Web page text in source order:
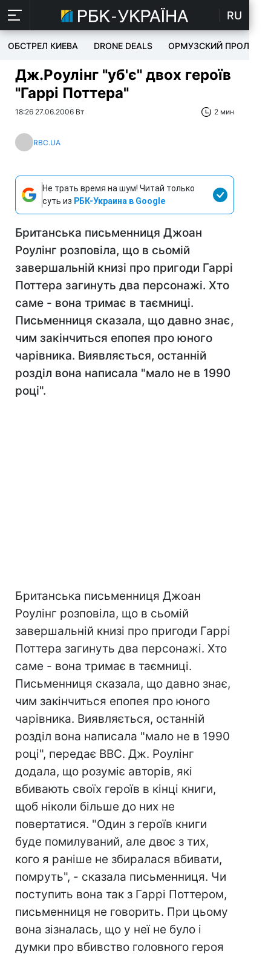
RU
ОБСТРЕЛ КИЕВА DRONE DEALS ОРМУЗСКИЙ ПРОЛИВ
Дж.Роулінг "уб'є" двох героїв
"Гаррі Поттера"
18:26 27.06.2006 Вт 2 мин
RBC.UA
Не трать время на шум! Читай только
суть из РБК-Украина в Google
Британська письменниця Джоан
Роулінг розповіла, що в сьомій
завершальній книзі про пригоди Гаррі
Поттера загинуть два персонажі. Хто
саме - вона тримає в таємниці.
Письменниця сказала, що давно знає,
чим закінчиться епопея про юного
чарівника. Виявляється, останній
розділ вона написала "мало не в 1990
році".
Британська письменниця Джоан
Роулінг розповіла, що в сьомій
завершальній книзі про пригоди Гаррі
Поттера загинуть два персонажі. Хто
саме - вона тримає в таємниці.
Письменниця сказала, що давно знає,
чим закінчиться епопея про юного
чарівника. Виявляється, останній
розділ вона написала "мало не в 1990
році", передає ВВС. Дж. Роулінг
додала, що розуміє авторів, які
вбивають своїх героїв в кінці книги,
щоб ніколи більше до них не
повертатися. "Один з героїв книги
буде помилуваний, але двоє з тих,
кого я раніше не збиралася вбивати,
помруть", - сказала письменниця. Чи
поступить вона так з Гаррі Поттером,
письменниця не говорить. При цьому
вона зізналась, що у неї не було і
думки про вбивство головного героя